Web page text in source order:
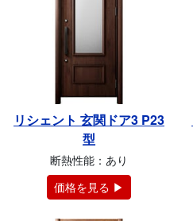
リシェント 玄関ドア3 P23
型
断熱性能：あり
価格を見る ▶